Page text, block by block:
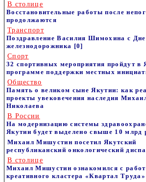
В столице
Восстановительные работы после
продолжаются
Транспорт
Поздравление Василия Шимохина с
железнодорожника [0]
Спорт
32 спортивных мероприятия пройдут в
программе поддержки местных
Общество
Память о великом сыне Якутии: как
проекты увековечения наследия
Николаева
В России
На модернизацию системы
Якутии будет выделено свыше 10 млрд
Михаил Мишустин посетил Якутский
республиканский онкологический
В столице
Михаил Мишустин ознакомился с
креативного кластера «Квартал